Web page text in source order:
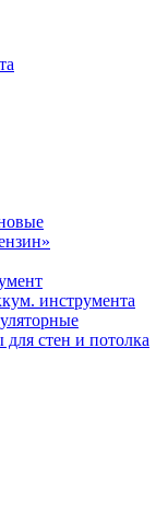
инструмента
стен и потолка